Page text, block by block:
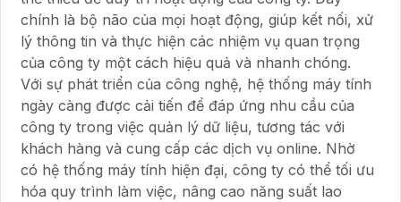
chính là bộ não của mọi hoạt động, giúp kết nối, xử
lý thông tin và thực hiện các nhiệm vụ quan trọng
của công ty một cách hiệu quả và nhanh chóng.
Với sự phát triển của công nghệ, hệ thống máy tính
ngày càng được cải tiến để đáp ứng nhu cầu của
công ty trong việc quản lý dữ liệu, tương tác với
khách hàng và cung cấp các dịch vụ online. Nhờ
có hệ thống máy tính hiện đại, công ty có thể tối ưu
hóa quy trình làm việc, nâng cao năng suất lao